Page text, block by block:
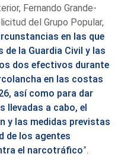
Fernando Grande-
del Grupo Popular,
en las que
la Guardia Civil y las
dos efectivos durante
en las costas
así como para dar
llevadas a cabo, el
y las medidas previstas
de los agentes
el narcotráfico”.